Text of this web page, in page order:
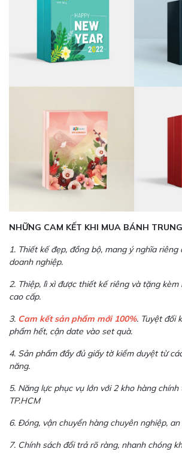
NHỮNG CAM KẾT KHI MUA BÁNH
1. Thiết kế đẹp, đồng bộ, mang ý nghĩa riêng
doanh nghiệp.
2. Thiệp, lì xì được thiết kế riêng và tặng
cao cấp.
3. Cam kết sản phẩm mới 100%. Tuyệt đối
phẩm hết, cận date vào set quà.
4. Sản phẩm đầy đủ giấy tờ kiểm duyệt từ
năng.
5. Năng lực phục vụ lớn với 2 kho hàng
TP.HCM
6. Đóng, vận chuyển hàng chuyên nghiệp, an
7. Chính sách đổi trả rõ ràng, nhanh chóng